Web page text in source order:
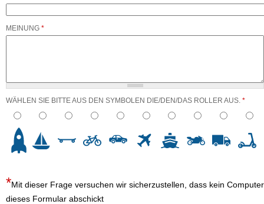
MEINUNG *
WÄHLEN SIE BITTE AUS DEN SYMBOLEN DIE/DEN/DAS ROLLER AUS. *
Mit dieser Frage versuchen wir sicherzustellen, dass kein Computer
dieses Formular abschickt